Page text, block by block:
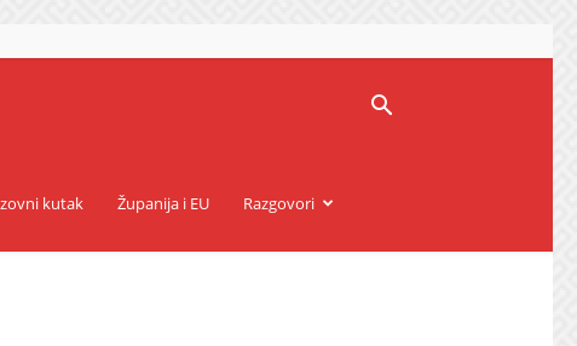
kutak Županija i EU Razgovori